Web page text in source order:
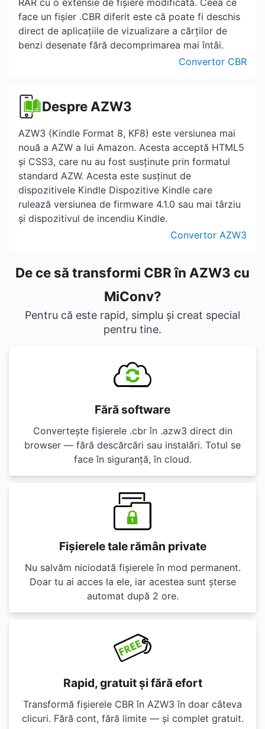
RAR cu o extensie de fișiere modificată. Ceea ce
face un fișier .CBR diferit este că poate fi deschis
direct de aplicațiile de vizualizare a cărților de
benzi desenate fără decomprimarea mai întâi.
Convertor CBR
Despre AZW3
AZW3 (Kindle Format 8, KF8) este versiunea mai
nouă a AZW a lui Amazon. Acesta acceptă HTML5
și CSS3, care nu au fost susținute prin formatul
standard AZW. Acesta este susținut de
dispozitivele Kindle Dispozitive Kindle care
rulează versiunea de firmware 4.1.0 sau mai târziu
și dispozitivul de incendiu Kindle.
Convertor AZW3
De ce să transformi CBR în AZW3 cu
MiConv?
Pentru că este rapid, simplu și creat special
pentru tine.
Fără software
Convertește fișierele .cbr în .azw3 direct din
browser — fără descărcări sau instalări. Totul se
face în siguranță, în cloud.
Fișierele tale rămân private
Nu salvăm niciodată fișierele în mod permanent.
Doar tu ai acces la ele, iar acestea sunt șterse
automat după 2 ore.
Rapid, gratuit și fără efort
Transformă fișierele CBR în AZW3 în doar câteva
clicuri. Fără cont, fără limite — și complet gratuit.